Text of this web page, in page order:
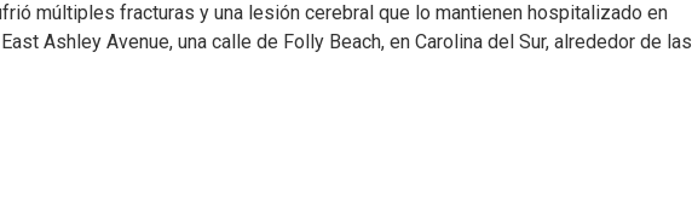
múltiples fracturas y una lesión cerebral que lo mantienen hospitalizado en
Ashley Avenue, una calle de Folly Beach, en Carolina del Sur, alrededor de las